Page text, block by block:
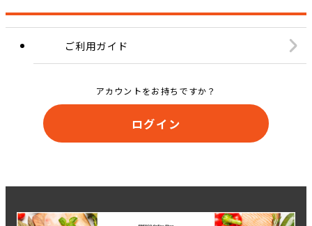
ご利用ガイド
アカウントをお持ちですか？
ログイン